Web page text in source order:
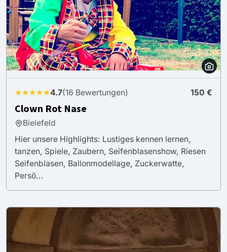
★★★★★4.7(16 Bewertungen) 150 €
Clown Rot Nase
Bielefeld
Hier unsere Highlights: Lustiges kennen lernen,
tanzen, Spiele, Zaubern, Seifenblasenshow, Riesen
Seifenblasen, Ballonmodellage, Zuckerwatte,
Persö...